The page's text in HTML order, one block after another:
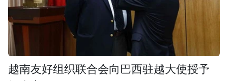
越南友好组织联合会向巴西驻越大使授予